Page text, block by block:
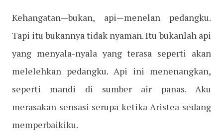
Kehangatan—bukan, api—menelan pedangku.
Tapi itu bukannya tidak nyaman. Itu bukanlah api
yang menyala-nyala yang terasa seperti akan
melelehkan pedangku. Api ini menenangkan,
seperti mandi di sumber air panas. Aku
merasakan sensasi serupa ketika Aristea sedang
memperbaikiku.